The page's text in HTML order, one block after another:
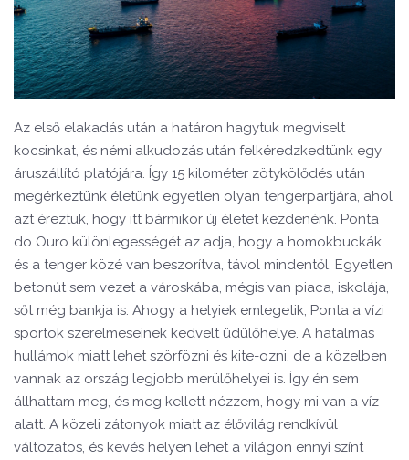
Az első elakadás után a határon hagytuk megviselt
kocsinkat, és némi alkudozás után felkéredzkedtünk egy
áruszállító platójára. Így 15 kilométer zötykölődés után
megérkeztünk életünk egyetlen olyan tengerpartjára, ahol
azt éreztük, hogy itt bármikor új életet kezdenénk. Ponta
do Ouro különlegességét az adja, hogy a homokbuckák
és a tenger közé van beszorítva, távol mindentől. Egyetlen
betonút sem vezet a városkába, mégis van piaca, iskolája,
sőt még bankja is. Ahogy a helyiek emlegetik, Ponta a vízi
sportok szerelmeseinek kedvelt üdülőhelye. A hatalmas
hullámok miatt lehet szörfözni és kite-ozni, de a közelben
vannak az ország legjobb merülőhelyei is. Így én sem
állhattam meg, és meg kellett nézzem, hogy mi van a víz
alatt. A közeli zátonyok miatt az élővilág rendkívül
változatos, és kevés helyen lehet a világon ennyi színt